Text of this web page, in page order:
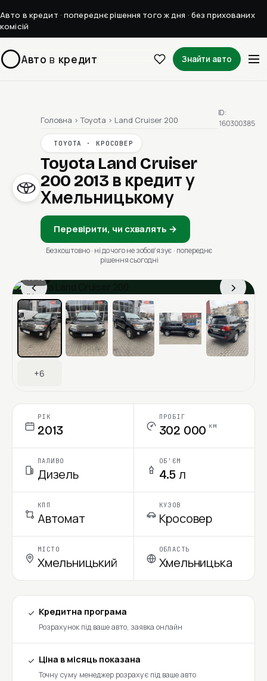
Авто в кредит · попереднє рішення того ж дня · без прихованих
комісій
Авто в кредит Знайти авто
Головна › Toyota › Land Cruiser 200
TOYOTA · КРОСОВЕР
Toyota Land Cruiser
200 2013 в кредит у
Хмельницькому
Перевірити, чи схвалять →
Безкоштовно · ні до чого не зобовʼязує · попереднє
рішення сьогодні
ID:
160300385
‹ ›
1 / 13
Ціна в місяць
+6
РІК
2013
ПРОБІГ
302 000 км
ПАЛИВО
Дизель
ОБ'ЄМ
4.5 л
КПП
Автомат
КУЗОВ
Кросовер
МІСТО
Хмельницький
ОБЛАСТЬ
Хмельницька
Кредитна програма
Розрахунок під ваше авто, заявка онлайн
Ціна в місяць показана
Точну суму менеджер розрахує під ваше авто